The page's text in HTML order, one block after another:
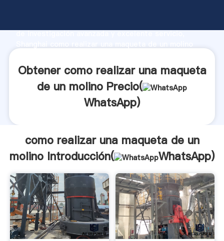
de investigación avanzada y excelente servicio,
clientes.
Obtener como realizar una maqueta
de un molino Precio(
WhatsApp)
como realizar una maqueta de un
molino Introducción(
WhatsApp)